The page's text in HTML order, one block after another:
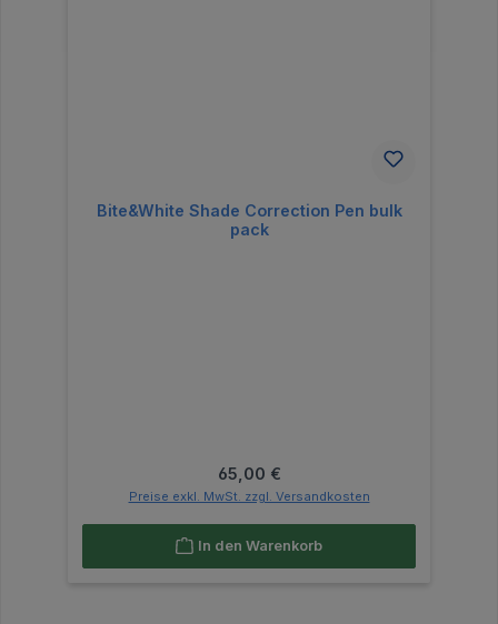
Bite&White Shade Correction Pen bulk
pack
Regulärer Preis:
65,00 €
Preise exkl. MwSt. zzgl. Versandkosten
In den Warenkorb